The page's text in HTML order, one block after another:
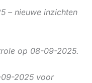
– nieuwe inzichten
op 08-09-2025.
2025 voor